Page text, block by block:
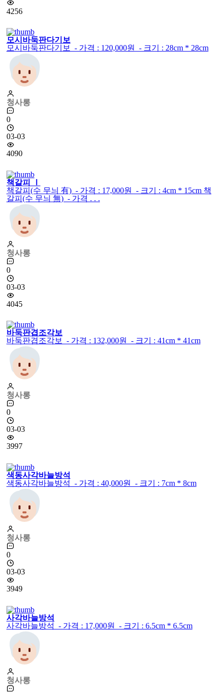
4256
모시바둑판다기보
모시바둑판다기보 - 가격 : 120,000원 - 크기 : 28cm * 28cm
청사롱
0
03-03
4090
책갈피 Ⅰ
책갈피(수 무늬 有) - 가격 : 17,000원 - 크기 : 4cm * 15cm 책
갈피(수 무늬 無) - 가격 . . .
청사롱
0
03-03
4045
바둑판겹조각보
바둑판겹조각보 - 가격 : 132,000원 - 크기 : 41cm * 41cm
청사롱
0
03-03
3997
색동사각바늘방석
색동사각바늘방석 - 가격 : 40,000원 - 크기 : 7cm * 8cm
청사롱
0
03-03
3949
사각바늘방석
사각바늘방석 - 가격 : 17,000원 - 크기 : 6.5cm * 6.5cm
청사롱